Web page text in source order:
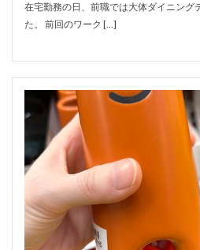
在宅勤務の日、前職では大体ダイニング
た。 前回のワーク […]